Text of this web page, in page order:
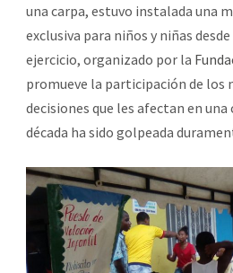
una carpa, estuvo instalada una
exclusiva para niños y niñas desde
ejercicio, organizado por la
promueve la participación de los
decisiones que les afectan en
década ha sido golpeada